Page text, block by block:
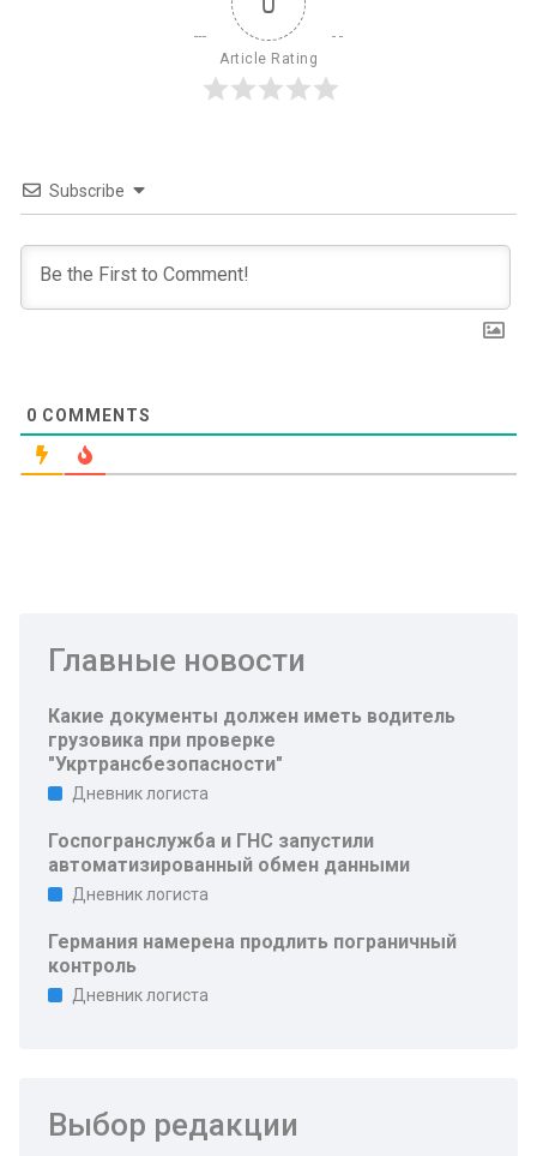
Article Rating
Subscribe
0 COMMENTS
Главные новости
Какие документы должен иметь водитель
грузовика при проверке
"Укртрансбезопасности"
Дневник логиста
Госпогранслужба и ГНС запустили
автоматизированный обмен данными
Дневник логиста
Германия намерена продлить пограничный
контроль
Дневник логиста
Выбор редакции